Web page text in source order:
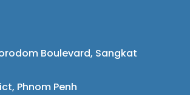
Boulevard, Sangkat
Phnom Penh